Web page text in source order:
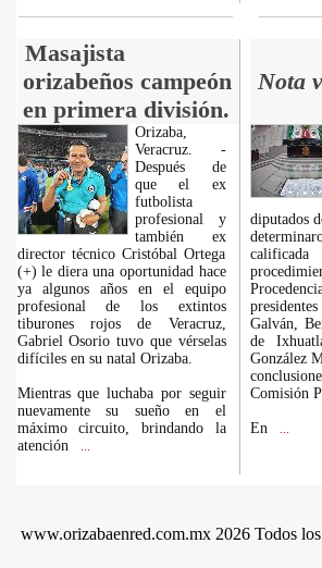
Masajista
orizabeños campeón
en primera división.
Nota
Orizaba,
Veracruz. -
Después de
que el ex
futbolista
profesional y
también ex
director técnico Cristóbal Ortega
(+) le diera una oportunidad hace
ya algunos años en el equipo
profesional de los extintos
tiburones rojos de Veracruz,
Gabriel Osorio tuvo que vérselas
difíciles en su natal Orizaba.
Mientras que luchaba por seguir
nuevamente su sueño en el
máximo circuito, brindando la
atención
diputados
Galván,
de
González
Comisión
En
www.orizabaenred.com.mx 2026 Todos los